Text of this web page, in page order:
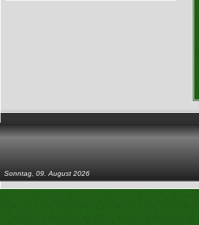
Sonntag, 09. August 2026